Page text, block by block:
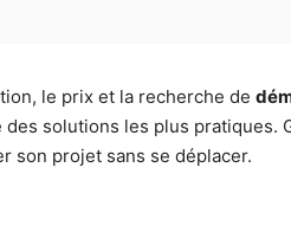
le prix et la recherche de
des solutions les plus
son projet sans se déplacer.